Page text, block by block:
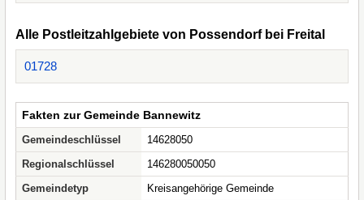
Alle Postleitzahlgebiete von Possendorf bei Freital
01728
Fakten zur Gemeinde Bannewitz
Gemeindeschlüssel
14628050
Regionalschlüssel
146280050050
Gemeindetyp
Kreisangehörige Gemeinde